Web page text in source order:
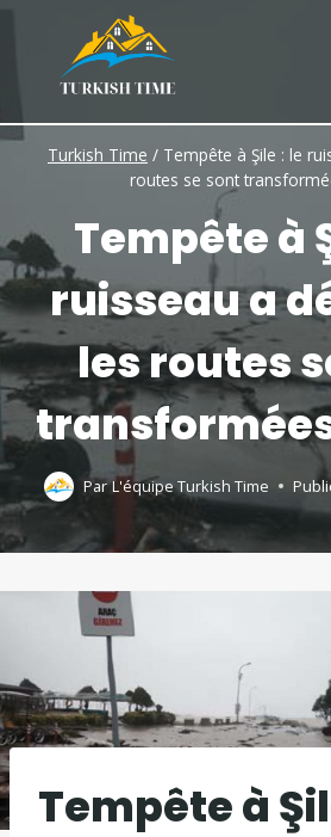
content
Turkish Time / Tempête à Şile : le
routes se sont
Tempête à
ruisseau a
les routes
ParL'équipe Turkish Time
Tempête à